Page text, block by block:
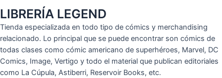
LIBRERÍA LEGEND
Tienda especializada en todo tipo de cómics y merchandising
relacionado. Lo principal que se puede encontrar son cómics de
todas clases como cómic americano de superhéroes, Marvel, DC
Comics, Image, Vertigo y todo el material que publican editoriales
como La Cúpula, Astiberri, Reservoir Books, etc.